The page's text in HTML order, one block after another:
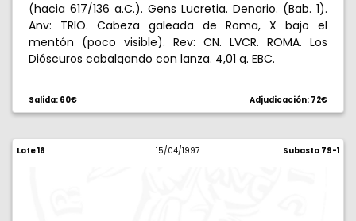
(hacia 617/136 a.C.). Gens Lucretia. Denario. (Bab. 1).
Anv: TRIO. Cabeza galeada de Roma, X bajo el
mentón (poco visible). Rev: CN. LVCR. ROMA. Los
Dióscuros cabalgando con lanza. 4,01 g. EBC.
Salida: 60€ Adjudicación: 72€
Lote 16 15/04/1997 Subasta 79-1